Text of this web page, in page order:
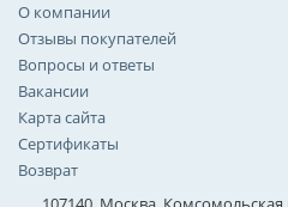
О компании
Отзывы покупателей
Вопросы и ответы
Вакансии
Карта сайта
Сертификаты
Возврат